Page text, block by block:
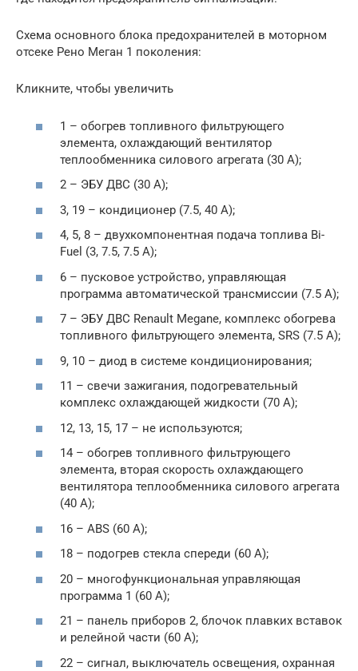
Схема основного блока предохранителей в моторном
отсеке Рено Меган 1 поколения:
Кликните, чтобы увеличить
1 – обогрев топливного фильтрующего
элемента, охлаждающий вентилятор
теплообменника силового агрегата (30 А);
2 – ЭБУ ДВС (30 А);
3, 19 – кондиционер (7.5, 40 А);
4, 5, 8 – двухкомпонентная подача топлива Bi-
Fuel (3, 7.5, 7.5 А);
6 – пусковое устройство, управляющая
программа автоматической трансмиссии (7.5 А);
7 – ЭБУ ДВС Renault Megane, комплекс обогрева
топливного фильтрующего элемента, SRS (7.5 А);
9, 10 – диод в системе кондиционирования;
11 – свечи зажигания, подогревательный
комплекс охлаждающей жидкости (70 А);
12, 13, 15, 17 – не используются;
14 – обогрев топливного фильтрующего
элемента, вторая скорость охлаждающего
вентилятора теплообменника силового агрегата
(40 А);
16 – ABS (60 А);
18 – подогрев стекла спереди (60 А);
20 – многофункциональная управляющая
программа 1 (60 А);
21 – панель приборов 2, блочок плавких вставок
и релейной части (60 А);
22 – сигнал, выключатель освещения, охранная